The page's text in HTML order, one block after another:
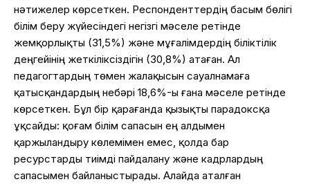
нәтижелер көрсеткен. Респонденттердің басым бөлігі
білім беру жүйесіндегі негізгі мәселе ретінде
жемқорлықты (31,5%) және мұғалімдердің біліктілік
деңгейінің жеткіліксіздігін (30,8%) атаған. Ал
педагогтардың төмен жалақысын сауалнамаға
қатысқандардың небәрі 18,6%-ы ғана мәселе ретінде
көрсеткен. Бұл бір қарағанда қызықты парадоксқа
ұқсайды: қоғам білім сапасын ең алдымен
қаржыландыру көлемімен емес, қолда бар
ресурстарды тиімді пайдалану және кадрлардың
сапасымен байланыстырады. Алайда аталған